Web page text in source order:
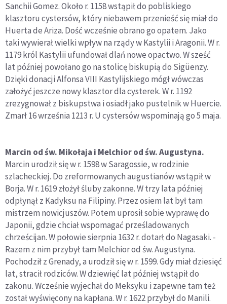
Sanchii Gomez. Około r. 1158 wstąpił do pobliskiego
klasztoru cystersów, który niebawem przenieść się miał do
Huerta de Ariza. Dość wcześnie obrano go opatem. Jako
taki wywierał wielki wpływ na rządy w Kastylii i Aragonii. W r.
1179 król Kastylii ufundował dlań nowe opactwo. W sześć
lat później powołano go na stolicę biskupią do Sigüenzy.
Dzięki donacji Alfonsa VIII Kastylijskiego mógł wówczas
założyć jeszcze nowy klasztor dla cysterek. W r. 1192
zrezygnował z biskupstwa i osiadł jako pustelnik w Huercie.
Zmarł 16 września 1213 r. U cystersów wspominają go 5 maja.
Marcin od św. Mikołaja i Melchior od św. Augustyna.
Marcin urodził się w r. 1598 w Saragossie, w rodzinie
szlacheckiej. Do zreformowanych augustianów wstąpił w
Borja. W r. 1619 złożył śluby zakonne. W trzy lata później
odpłynął z Kadyksu na Filipiny. Przez osiem lat był tam
mistrzem nowicjuszów. Potem uprosił sobie wyprawę do
Japonii, gdzie chciał wspomagać prześladowanych
chrześcijan. W połowie sierpnia 1632 r. dotarł do Nagasaki. -
Razem z nim przybył tam Melchior od św. Augustyna.
Pochodził z Grenady, a urodził się w r. 1599. Gdy miał dziesięć
lat, stracił rodziców. W dziewięć lat później wstąpił do
zakonu. Wcześnie wyjechał do Meksyku i zapewne tam też
został wyświęcony na kapłana. W r. 1622 przybył do Manili.